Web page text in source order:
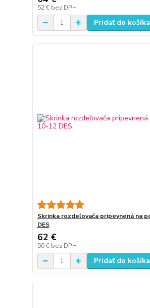
52 € bez DPH
Pridať do košíka
Skrinka rozdeľovača pripevnená na
DES
62 €
50 € bez DPH
Pridať do košíka